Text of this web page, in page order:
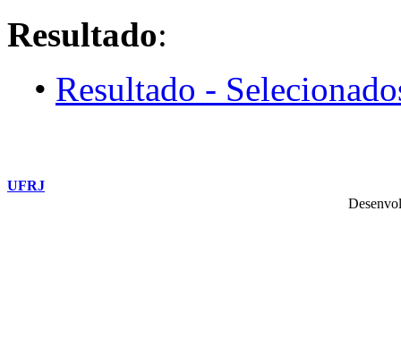
Resultado:
• Resultado -
UFRJ